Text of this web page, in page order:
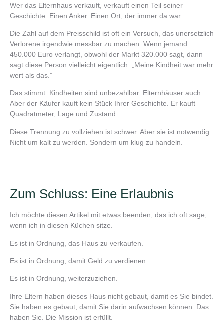
Wer das Elternhaus verkauft, verkauft einen Teil seiner
Geschichte. Einen Anker. Einen Ort, der immer da war.
Die Zahl auf dem Preisschild ist oft ein Versuch, das unersetzlich
Verlorene irgendwie messbar zu machen. Wenn jemand
450.000 Euro verlangt, obwohl der Markt 320.000 sagt, dann
sagt diese Person vielleicht eigentlich: „Meine Kindheit war mehr
wert als das.”
Das stimmt. Kindheiten sind unbezahlbar. Elternhäuser auch.
Aber der Käufer kauft kein Stück Ihrer Geschichte. Er kauft
Quadratmeter, Lage und Zustand.
Diese Trennung zu vollziehen ist schwer. Aber sie ist notwendig.
Nicht um kalt zu werden. Sondern um klug zu handeln.
Zum Schluss: Eine Erlaubnis
Ich möchte diesen Artikel mit etwas beenden, das ich oft sage,
wenn ich in diesen Küchen sitze.
Es ist in Ordnung, das Haus zu verkaufen.
Es ist in Ordnung, damit Geld zu verdienen.
Es ist in Ordnung, weiterzuziehen.
Ihre Eltern haben dieses Haus nicht gebaut, damit es Sie bindet.
Sie haben es gebaut, damit Sie darin aufwachsen können. Das
haben Sie. Die Mission ist erfüllt.